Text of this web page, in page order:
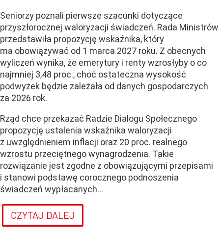
Seniorzy poznali pierwsze szacunki dotyczące
przyszłorocznej waloryzacji świadczeń. Rada Ministrów
przedstawiła propozycję wskaźnika, który
ma obowiązywać od 1 marca 2027 roku. Z obecnych
wyliczeń wynika, że emerytury i renty wzrosłyby o co
najmniej 3,48 proc., choć ostateczna wysokość
podwyżek będzie zależała od danych gospodarczych
za 2026 rok.
Rząd chce przekazać Radzie Dialogu Społecznego
propozycję ustalenia wskaźnika waloryzacji
z uwzględnieniem inflacji oraz 20 proc. realnego
wzrostu przeciętnego wynagrodzenia. Takie
rozwiązanie jest zgodne z obowiązującymi przepisami
i stanowi podstawę corocznego podnoszenia
świadczeń wypłacanych...
CZYTAJ DALEJ